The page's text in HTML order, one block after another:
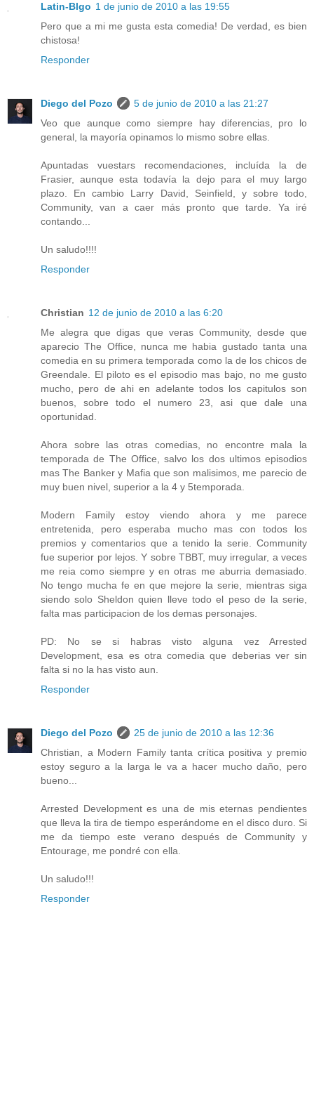
Latin-Blgo 1 de junio de 2010 a las 19:55
Pero que a mi me gusta esta comedia! De verdad, es bien
chistosa!
Responder
Diego del Pozo
5 de junio de 2010 a las 21:27
Veo que aunque como siempre hay diferencias, pro lo
general, la mayoría opinamos lo mismo sobre ellas.
Apuntadas vuestars recomendaciones, incluída la de
Frasier, aunque esta todavía la dejo para el muy largo
plazo. En cambio Larry David, Seinfield, y sobre todo,
Community, van a caer más pronto que tarde. Ya iré
contando...
Un saludo!!!!
Responder
Christian 12 de junio de 2010 a las 6:20
Me alegra que digas que veras Community, desde que
aparecio The Office, nunca me habia gustado tanta una
comedia en su primera temporada como la de los chicos de
Greendale. El piloto es el episodio mas bajo, no me gusto
mucho, pero de ahi en adelante todos los capitulos son
buenos, sobre todo el numero 23, asi que dale una
oportunidad.
Ahora sobre las otras comedias, no encontre mala la
temporada de The Office, salvo los dos ultimos episodios
mas The Banker y Mafia que son malisimos, me parecio de
muy buen nivel, superior a la 4 y 5temporada.
Modern Family estoy viendo ahora y me parece
entretenida, pero esperaba mucho mas con todos los
premios y comentarios que a tenido la serie. Community
fue superior por lejos. Y sobre TBBT, muy irregular, a veces
me reia como siempre y en otras me aburria demasiado.
No tengo mucha fe en que mejore la serie, mientras siga
siendo solo Sheldon quien lleve todo el peso de la serie,
falta mas participacion de los demas personajes.
PD: No se si habras visto alguna vez Arrested
Development, esa es otra comedia que deberias ver sin
falta si no la has visto aun.
Responder
Diego del Pozo
25 de junio de 2010 a las 12:36
Christian, a Modern Family tanta crítica positiva y premio
estoy seguro a la larga le va a hacer mucho daño, pero
bueno...
Arrested Development es una de mis eternas pendientes
que lleva la tira de tiempo esperándome en el disco duro. Si
me da tiempo este verano después de Community y
Entourage, me pondré con ella.
Un saludo!!!
Responder